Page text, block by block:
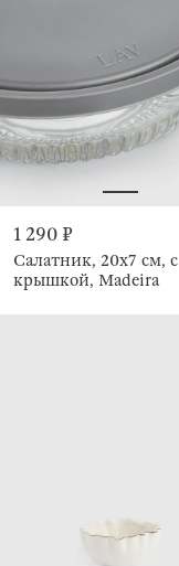
1 290 ₽
Салатник, 20х7 см, с
крышкой, Madeira